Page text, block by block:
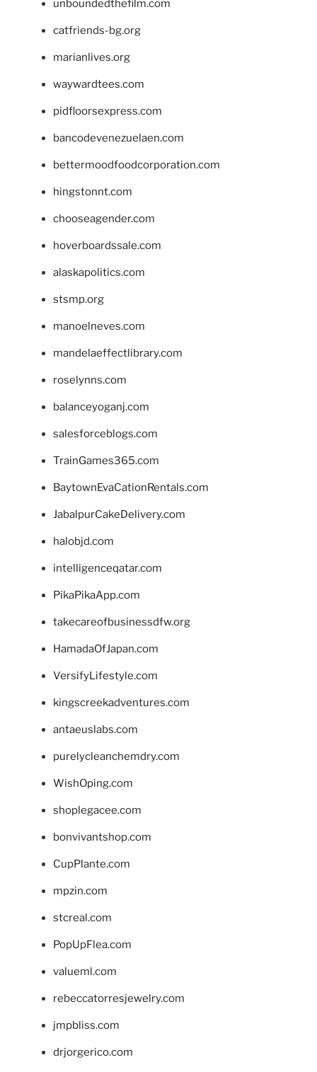
unboundedthefilm.com
catfriends-bg.org
marianlives.org
waywardtees.com
pidfloorsexpress.com
bancodevenezuelaen.com
bettermoodfoodcorporation.com
hingstonnt.com
chooseagender.com
hoverboardssale.com
alaskapolitics.com
stsmp.org
manoelneves.com
mandelaeffectlibrary.com
roselynns.com
balanceyoganj.com
salesforceblogs.com
TrainGames365.com
BaytownEvaCationRentals.com
JabalpurCakeDelivery.com
halobjd.com
intelligenceqatar.com
PikaPikaApp.com
takecareofbusinessdfw.org
HamadaOfJapan.com
VersifyLifestyle.com
kingscreekadventures.com
antaeuslabs.com
purelycleanchemdry.com
WishOping.com
shoplegacee.com
bonvivantshop.com
CupPlante.com
mpzin.com
stcreal.com
PopUpFlea.com
valueml.com
rebeccatorresjewelry.com
jmpbliss.com
drjorgerico.com